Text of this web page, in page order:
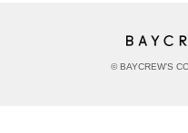
© BAYCREW’S